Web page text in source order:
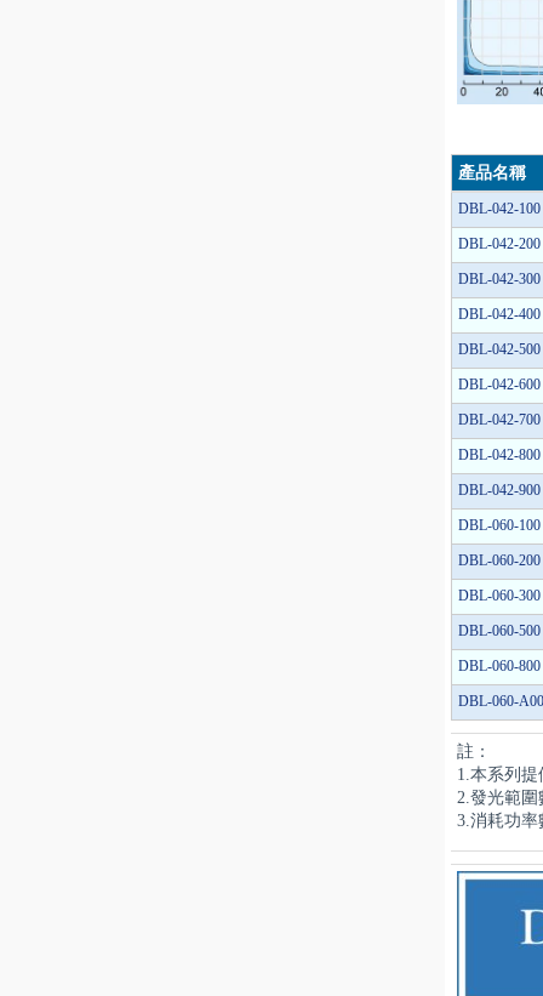
產品名稱
DBL-042-100
DBL-042-200
DBL-042-300
DBL-042-400
DBL-042-500
DBL-042-600
DBL-042-700
DBL-042-800
DBL-042-900
DBL-060-100
DBL-060-200
DBL-060-300
DBL-060-500
DBL-060-800
DBL-060-A00
註：
1.本系列
2.發光範圍
3.消耗功率